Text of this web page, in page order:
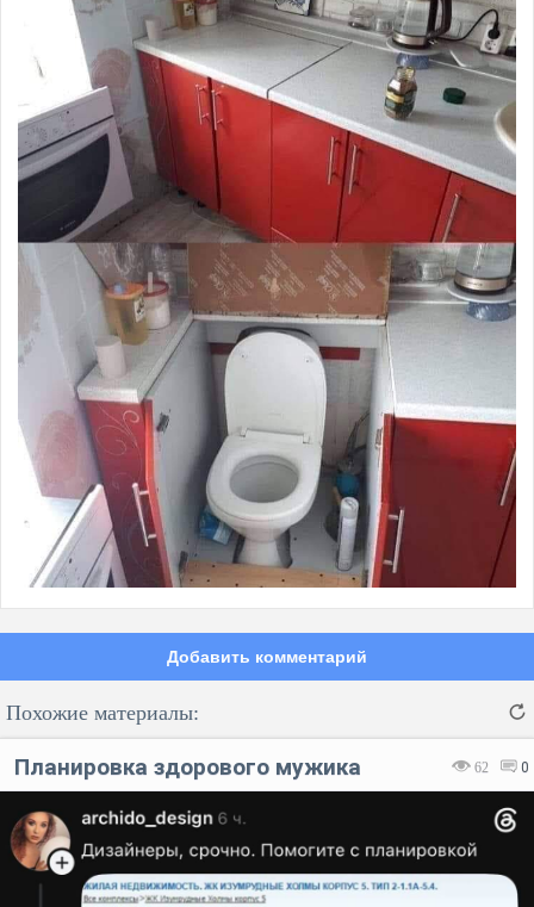
Добавить комментарий
Код: Отмена Отправить
Похожие материалы:
62 0
Планировка здорового мужика